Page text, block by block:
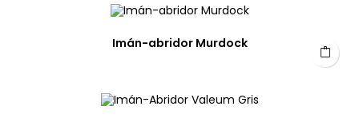
Imán-abridor Murdock